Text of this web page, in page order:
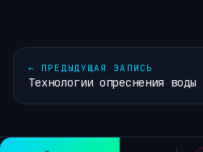
← ПРЕДЫДУЩАЯ ЗАПИСЬ
Технологии опреснения